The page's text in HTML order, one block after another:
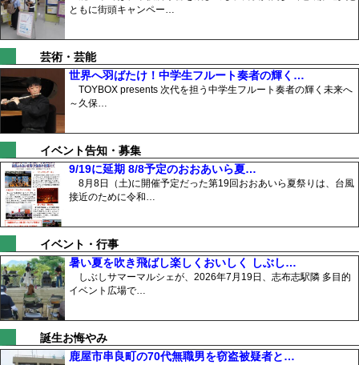
ともに街頭キャンペー…
芸術・芸能
世界へ羽ばたけ！中学生フルート奏者の輝く…
TOYBOX presents 次代を担う中学生フルート奏者の輝く未来へ
～久保…
イベント告知・募集
9/19に延期 8/8予定のおおあいら夏…
8月8日（土)に開催予定だった第19回おおあいら夏祭りは、台風
接近のために令和…
イベント・行事
暑い夏を吹き飛ばし楽しくおいしく しぶし…
しぶしサマーマルシェが、2026年7月19日、志布志駅隣 多目的
イベント広場で…
誕生お悔やみ
鹿屋市串良町の70代無職男を窃盗被疑者と…